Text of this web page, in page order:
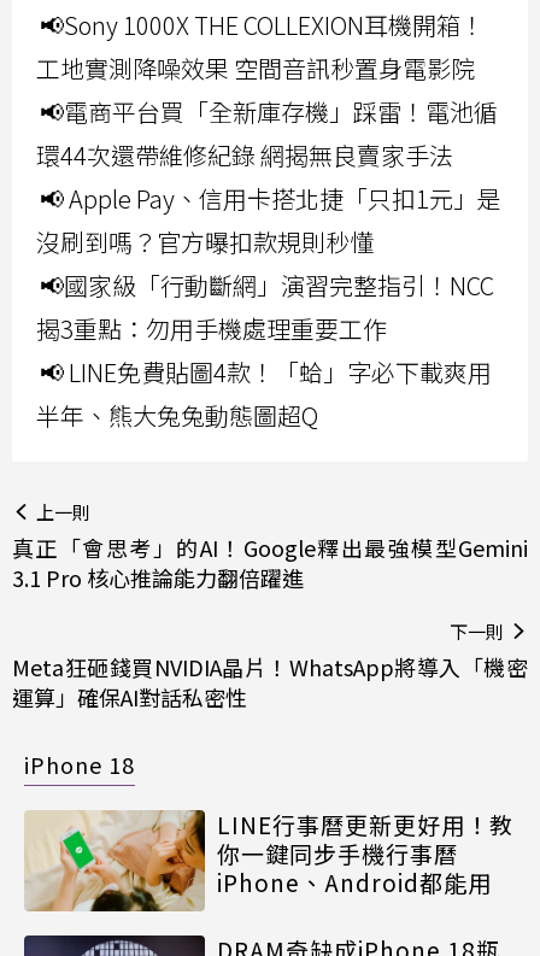
📢Sony 1000X THE COLLEXION耳機開箱！
工地實測降噪效果 空間音訊秒置身電影院
📢電商平台買「全新庫存機」踩雷！電池循
環44次還帶維修紀錄 網揭無良賣家手法
📢 Apple Pay、信用卡搭北捷「只扣1元」是
沒刷到嗎？官方曝扣款規則秒懂
📢國家級「行動斷網」演習完整指引！NCC
揭3重點：勿用手機處理重要工作
📢 LINE免費貼圖4款！「蛤」字必下載爽用
半年、熊大兔兔動態圖超Q
上一則
真正「會思考」的AI！Google釋出最強模型Gemini
3.1 Pro 核心推論能力翻倍躍進
下一則
Meta狂砸錢買NVIDIA晶片！WhatsApp將導入「機密
運算」確保AI對話私密性
iPhone 18
LINE行事曆更新更好用！教
你一鍵同步手機行事曆
iPhone、Android都能用